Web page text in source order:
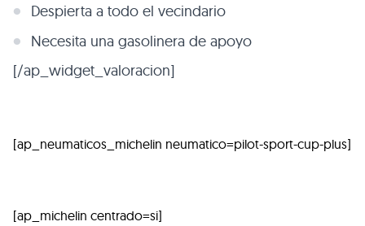
Despierta a todo el vecindario
Necesita una gasolinera de apoyo
[/ap_widget_valoracion]
[ap_neumaticos_michelin neumatico=pilot-sport-cup-plus]
[ap_michelin centrado=si]